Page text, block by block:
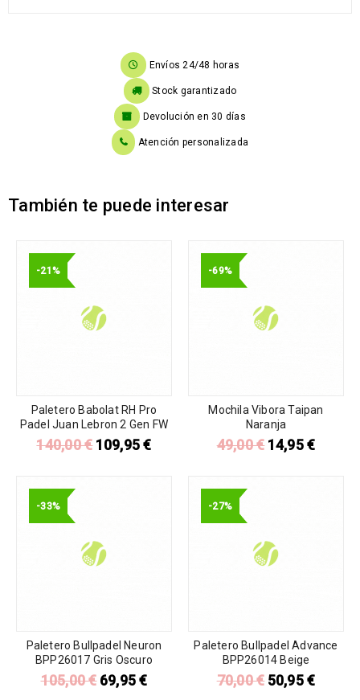
Envíos 24/48 horas
Stock garantizado
Devolución en 30 días
Atención personalizada
También te puede interesar
-21%
Paletero Babolat RH Pro
Padel Juan Lebron 2 Gen FW
140,00€ 109,95€
-69%
Mochila Vibora Taipan
Naranja
49,00€ 14,95€
-33%
Paletero Bullpadel Neuron
BPP26017 Gris Oscuro
105,00€ 69,95€
-27%
Paletero Bullpadel Advance
BPP26014 Beige
70,00€ 50,95€